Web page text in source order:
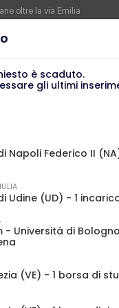
EVENTI
Latina
incarico. Tutoraggio e
al
è scaduto.
gli ultimi
Napoli Federico II
Udine (UD) - 1
- Università di
(VE) - 1 borsa di
oltre la via Emilia
Rotta verso Ovest -
- Call di grafica